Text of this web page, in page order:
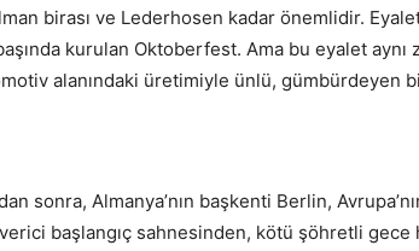
birası ve Lederhosen kadar önemlidir.
kurulan Oktoberfest. Ama bu eyalet aynı
alanındaki üretimiyle ünlü, gümbürdeyen
sonra, Almanya’nın başkenti Berlin,
başlangıç ​​sahnesinden, kötü şöhretli gece